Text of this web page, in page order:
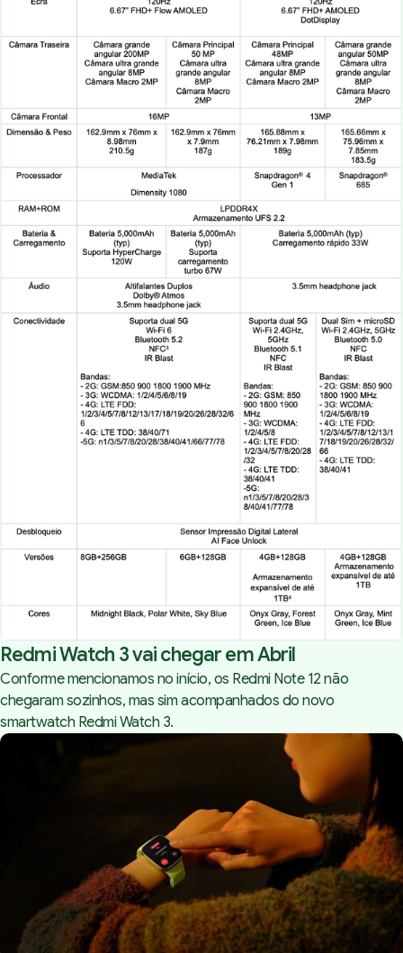
Redmi Watch 3 vai chegar em Abril
Conforme mencionamos no início, os Redmi Note 12 não
chegaram sozinhos, mas sim acompanhados do novo
smartwatch Redmi Watch 3.